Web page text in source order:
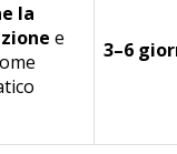
la
e
3–6